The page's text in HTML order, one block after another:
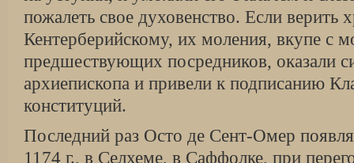
пожалеть свое духовенство. Если верить
Кентерберийскому, их моления, вкупе с
предшествующих посредников, оказали
архиепископа и привели к подписанию
конституций.
Последний раз Осто де Сент-Омер
1174 г., в Селхеме, в Саффолке, при